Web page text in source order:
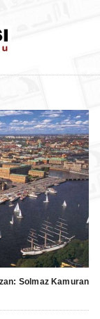
Solmaz Kamuran